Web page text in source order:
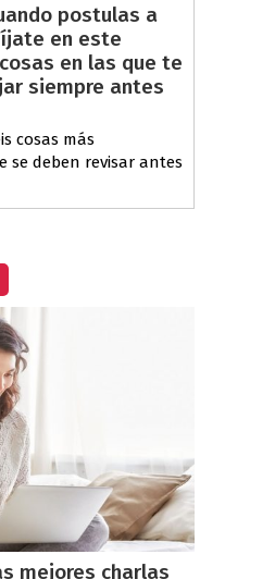
postulas a
en este
en las que te
siempre antes
cosas más
se deben revisar antes
mejores charlas